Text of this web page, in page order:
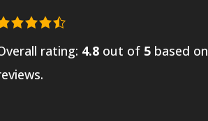
rating: 4.8 out of 5based on